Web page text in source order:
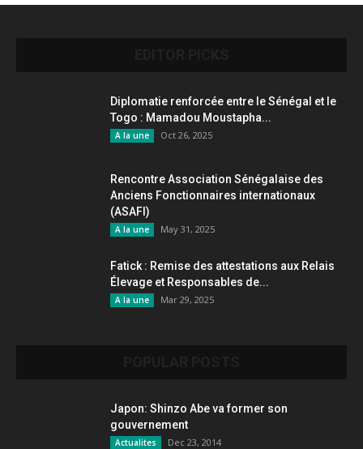
Diplomatie renforcée entre le Sénégal et le
Togo : Mamadou Moustapha...
A la une Oct 26, 2025
Rencontre Association Sénégalaise des
Anciens Fonctionnaires internationaux
(ASAFI)
A la une May 31, 2025
Fatick : Remise des attestations aux Relais
Élevage et Responsables de...
A la une Mar 29, 2025
Japon: Shinzo Abe va former son
gouvernement
Actualites Dec 23, 2014